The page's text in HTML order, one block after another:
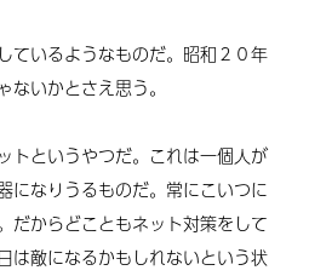
ているようなものだ。昭和２０年
いかとさえ思う。
トというやつだ。これは一個人が
になりうるものだ。常にこいつに
だからどこともネット対策をして
は敵になるかもしれないという状